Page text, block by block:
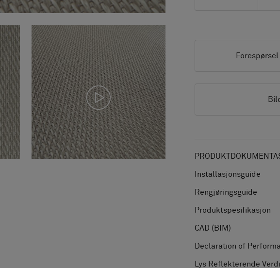
Forespørsel
Installasjonsguide
Rengjøringsguide
Produktspesifikasjon
CAD (BIM)
Declaration of
Lys Reflekterende Verdi